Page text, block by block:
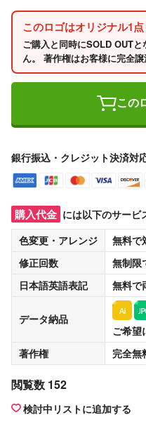
このロゴはオリジナル1
ご購入と同時にSOLD OUT
ん。 著作権はお客様に完全譲
この
銀行振込・クレジット決済対
購入代金 には以下のサービ
色変更・アレンジ
無料で
修正回数
無制限
日本語英語表記
無料で
データ納品
ご希望
著作権
完全無
閲覧数 152
検討中リストに追加する